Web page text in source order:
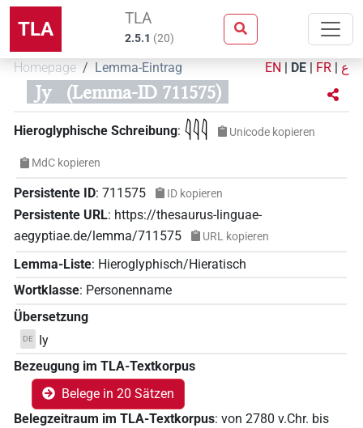
TLA TLA
2.5.1 (20)
Homepage Lemma-Eintrag EN | DE | FR | ع
Jy (Lemma-ID 711575)
Hieroglyphische Schreibung: 𓇋𓇋𓇋 Unicode kopieren
MdC kopieren
Persistente ID: 711575 ID kopieren
Persistente URL: https://thesaurus-linguae-
aegyptiae.de/lemma/711575
URL kopieren
Lemma-Liste: Hieroglyphisch/Hieratisch
Wortklasse: Personenname
Übersetzung
DE
Iy
Bezeugung im TLA-Textkorpus
Belege in 20 Sätzen
Belegzeitraum im TLA-Textkorpus: von 2780 v.Chr. bis